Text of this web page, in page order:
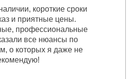
короткие сроки
и приятные цены.
профессиональные
все нюансы по
о которых я даже не